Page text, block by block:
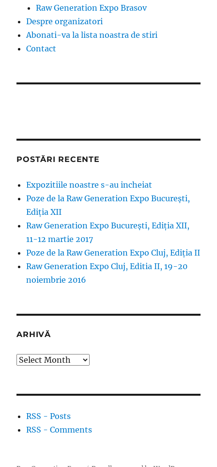
Raw Generation Expo Brasov
Despre organizatori
Abonati-va la lista noastra de stiri
Contact
POSTĂRI RECENTE
Expozitiile noastre s-au incheiat
Poze de la Raw Generation Expo București,
Ediția XII
Raw Generation Expo București, Ediția XII,
11-12 martie 2017
Poze de la Raw Generation Expo Cluj, Ediția II
Raw Generation Expo Cluj, Editia II, 19-20
noiembrie 2016
ARHIVĂ
Arhivă
RSS - Posts
RSS - Comments